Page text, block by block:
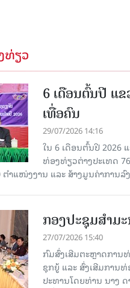
ທ່ຽວ
6 ເດືອນຕົ້ນປີ ແ
ເທື່ອຄົນ
29/07/2026 14:16
ໃນ 6 ເດືອນຕົ້ນປີ 2026
ທ່ອງທ່ຽວຕ່າງປະເທດ
ຕຳແໜ່ງງານ ແລະ ສ້າງມູນຄ່າກາ
ກອງປະຊຸມສຳມ
27/07/2026 15:40
ກົມສົ່ງເສີມຕະຫຼາດການ
ຊຸກຍູ້ ແລະ ສົ່ງເສີມການ
ປະທານໂດຍທ່ານ ນາງ